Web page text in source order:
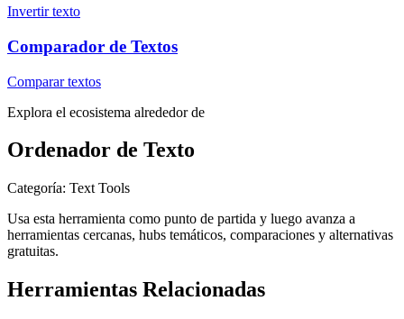
Invertir texto
Comparador de Textos
Comparar textos
Explora el ecosistema alrededor de
Ordenador de Texto
Categoría: Text Tools
Usa esta herramienta como punto de partida y luego avanza a
herramientas cercanas, hubs temáticos, comparaciones y alternativas
gratuitas.
Herramientas Relacionadas